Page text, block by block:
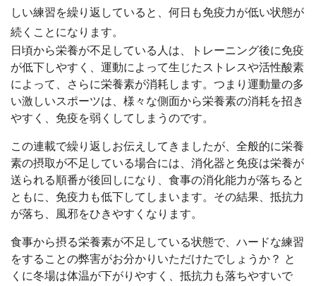
しい練習を繰り返していると、何日も免疫力が低い状態が
続くことになります。
日頃から栄養が不足している人は、トレーニング後に免疫
が低下しやすく、運動によって生じたストレスや活性酸素
によって、さらに栄養素が消耗します。つまり運動量の多
い激しいスポーツは、様々な側面から栄養素の消耗を招き
やすく、免疫を弱くしてしまうのです。
この連載で繰り返しお伝えしてきましたが、全般的に栄養
素の摂取が不足している場合には、消化器と免疫は栄養が
送られる順番が後回しになり、食事の消化能力が落ちると
ともに、免疫力も低下してしまいます。その結果、抵抗力
が落ち、風邪をひきやすくなります。
食事から摂る栄養素が不足している状態で、ハードな練習
をすることの弊害がお分かりいただけたでしょうか？ と
くに冬場は体温が下がりやすく、抵抗力も落ちやすいで